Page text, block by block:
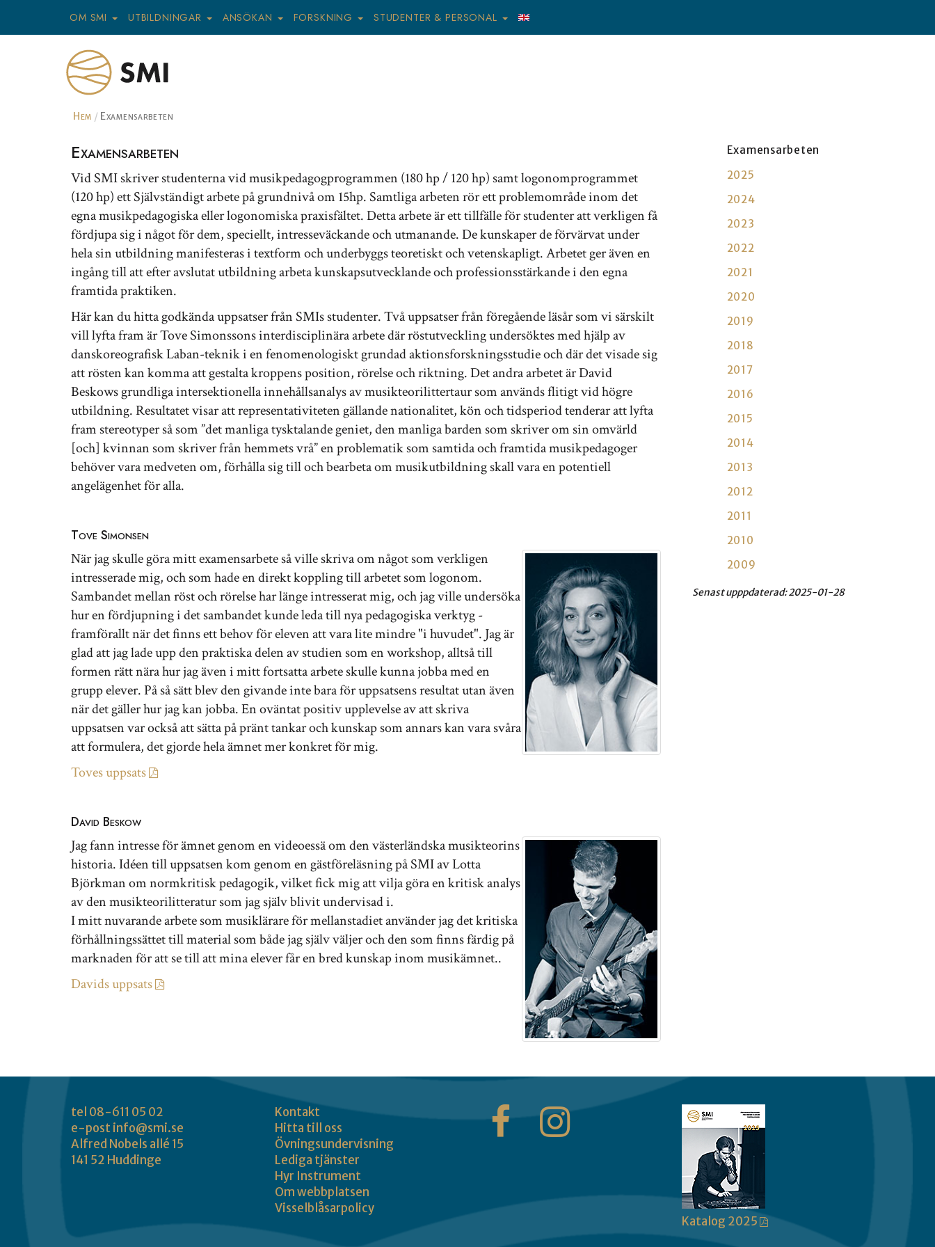
OM SMI UTBILDNINGAR ANSÖKAN FORSKNING STUDENTER & PERSONAL
Hem Examensarbeten
Examensarbeten
Vid SMI skriver studenterna vid musikpedagogprogrammen (180 hp / 120 hp) samt logonomprogrammet
(120 hp) ett Självständigt arbete på grundnivå om 15hp. Samtliga arbeten rör ett problemområde inom det
egna musikpedagogiska eller logonomiska praxisfältet. Detta arbete är ett tillfälle för studenter att verkligen få
fördjupa sig i något för dem, speciellt, intresseväckande och utmanande. De kunskaper de förvärvat under
hela sin utbildning manifesteras i textform och underbyggs teoretiskt och vetenskapligt. Arbetet ger även en
ingång till att efter avslutat utbildning arbeta kunskapsutvecklande och professionsstärkande i den egna
framtida praktiken.
Här kan du hitta godkända uppsatser från SMIs studenter. Två uppsatser från föregående läsår som vi särskilt
vill lyfta fram är Tove Simonssons interdisciplinära arbete där röstutveckling undersöktes med hjälp av
danskoreografisk Laban-teknik i en fenomenologiskt grundad aktionsforskningsstudie och där det visade sig
att rösten kan komma att gestalta kroppens position, rörelse och riktning. Det andra arbetet är David
Beskows grundliga intersektionella innehållsanalys av musikteorilittertaur som används flitigt vid högre
utbildning. Resultatet visar att representativiteten gällande nationalitet, kön och tidsperiod tenderar att lyfta
fram stereotyper så som ”det manliga tysktalande geniet, den manliga barden som skriver om sin omvärld
[och] kvinnan som skriver från hemmets vrå” en problematik som samtida och framtida musikpedagoger
behöver vara medveten om, förhålla sig till och bearbeta om musikutbildning skall vara en potentiell
angelägenhet för alla.
Tove Simonsen
När jag skulle göra mitt examensarbete så ville skriva om något som verkligen
intresserade mig, och som hade en direkt koppling till arbetet som logonom.
Sambandet mellan röst och rörelse har länge intresserat mig, och jag ville undersöka
hur en fördjupning i det sambandet kunde leda till nya pedagogiska verktyg -
framförallt när det finns ett behov för eleven att vara lite mindre "i huvudet". Jag är
glad att jag lade upp den praktiska delen av studien som en workshop, alltså till
formen rätt nära hur jag även i mitt fortsatta arbete skulle kunna jobba med en
grupp elever. På så sätt blev den givande inte bara för uppsatsens resultat utan även
när det gäller hur jag kan jobba. En oväntat positiv upplevelse av att skriva
uppsatsen var också att sätta på pränt tankar och kunskap som annars kan vara svåra
att formulera, det gjorde hela ämnet mer konkret för mig.
Toves uppsats
David Beskow
Jag fann intresse för ämnet genom en videoessä om den västerländska musikteorins
historia. Idéen till uppsatsen kom genom en gästföreläsning på SMI av Lotta
Björkman om normkritisk pedagogik, vilket fick mig att vilja göra en kritisk analys
av den musikteorilitteratur som jag själv blivit undervisad i.
I mitt nuvarande arbete som musiklärare för mellanstadiet använder jag det kritiska
förhållningssättet till material som både jag själv väljer och den som finns färdig på
marknaden för att se till att mina elever får en bred kunskap inom musikämnet..
Davids uppsats
Examensarbeten
2025
2024
2023
2022
2021
2020
2019
2018
2017
2016
2015
2014
2013
2012
2011
2010
2009
Senast upppdaterad:2025-01-28
tel 08-611 05 02
e-post info@smi.se
Alfred Nobels allé 15
141 52 Huddinge
Kontakt
Hitta till oss
Övningsundervisning
Lediga tjänster
Hyr Instrument
Om webbplatsen
Visselblåsarpolicy
Katalog 2025